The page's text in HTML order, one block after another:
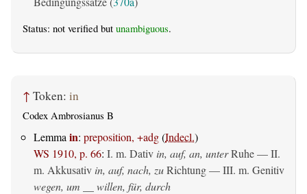
Status: not verified but unambiguous.
↑ Token: in
Codex Ambrosianus B
Lemma in: preposition, +adg(Indecl.)
WS 1910, p. 66: I. m. Dativ in, auf, an, unterRuhe — II.
m. Akkusativ in, auf, nach, zuRichtung — III. m. Genitiv
wegen, um __ willen, für, durch